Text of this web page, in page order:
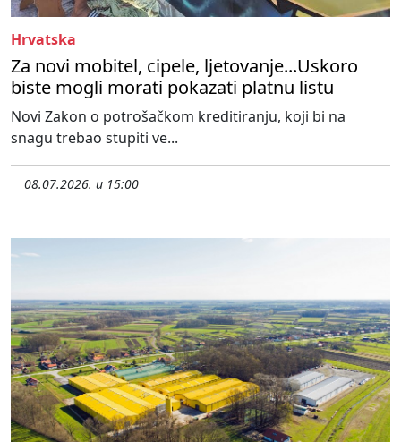
Hrvatska
Za novi mobitel, cipele, ljetovanje...Uskoro
biste mogli morati pokazati platnu listu
Novi Zakon o potrošačkom kreditiranju, koji bi na
snagu trebao stupiti ve...
08.07.2026. u 15:00